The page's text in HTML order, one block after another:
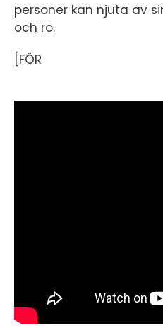
personer kan njuta av
och ro.
[FÖR